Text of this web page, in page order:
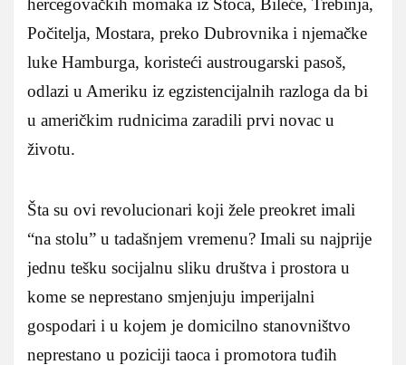
Počitelja, Mostara, preko Dubrovnika i njemačke
luke Hamburga, koristeći austrougarski pasoš,
odlazi u Ameriku iz egzistencijalnih razloga da bi
u američkim rudnicima zaradili prvi novac u
životu.
Šta su ovi revolucionari koji žele preokret imali
“na stolu” u tadašnjem vremenu? Imali su najprije
jednu tešku socijalnu sliku društva i prostora u
kome se neprestano smjenjuju imperijalni
gospodari i u kojem je domicilno stanovništvo
neprestano u poziciji taoca i promotora tuđih